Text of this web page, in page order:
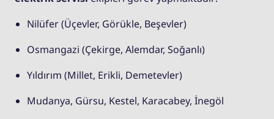
Nilüfer (Üçevler, Görükle, Beşevler)
Osmangazi (Çekirge, Alemdar, Soğanlı)
Yıldırım (Millet, Erikli, Demetevler)
Mudanya, Gürsu, Kestel, Karacabey, İnegöl